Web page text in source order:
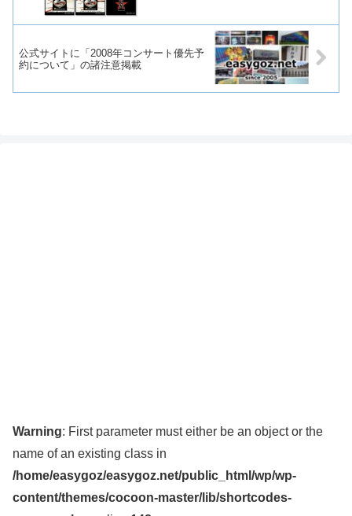
公式サイトに「2008年コンサート優先予
約について」の諸注意掲載
Warning: First parameter must either be an object or the
name of an existing class in
/home/easygoz/easygoz.net/public_html/wp/wp-
content/themes/cocoon-master/lib/shortcodes-